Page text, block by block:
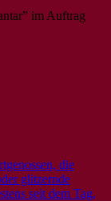
im Auftrag
die
glitzernde
seit dem Tag,